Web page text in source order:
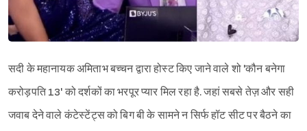
सदी के महानायक अमिताभ बच्चन द्वारा होस्ट किए जाने वाले शो 'कौन बनेगा
करोड़पति 13' को दर्शकों का भरपूर प्यार मिल रहा है. जहां सबसे तेज़ और सही
जवाब देने वाले कंटेस्टेंट्स को बिग बी के सामने न सिर्फ हॉट सीट पर बैठने का